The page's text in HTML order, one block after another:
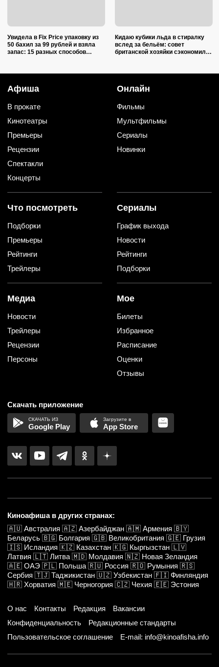
Увидела в Fix Price упаковку из
50 бахил за 99 рублей и взяла
запас: 15 разных способов
Кидаю кубики льда в стиралку
вслед за бельём: совет
британской хозяйки сэкономил
Афиша
В прокате
Кинотеатры
Премьеры
Рецензии
Спектакли
Концерты
Онлайн
Фильмы
Мультфильмы
Сериалы
Новинки
Что посмотреть
Подборки
Премьеры
Рейтинги
Трейлеры
Сериалы
График выхода
Новости
Рейтинги
Подборки
Медиа
Новости
Трейлеры
Рецензии
Персоны
Мое
Билеты
Избранное
Расписание
Оценки
Отзывы
Скачать приложение
Google Play App Store
Киноафиша в других странах:
🇦🇺 Австралия 🇦🇿 Азербайджан 🇦🇲 Армения 🇧🇾
Беларусь 🇧🇬 Болгария 🇬🇧 Великобритания 🇬🇪 Грузия
🇮🇸 Исландия 🇰🇿 Казахстан 🇰🇬 Кыргызстан 🇱🇻
Латвия 🇱🇹 Литва 🇲🇩 Молдавия 🇳🇿 Новая Зеландия
🇦🇪 ОАЭ 🇵🇱 Польша 🇷🇺 Россия 🇷🇴 Румыния 🇷🇸
Сербия 🇹🇯 Таджикистан 🇺🇿 Узбекистан 🇫🇮 Финляндия
🇭🇷 Хорватия 🇲🇪 Черногория 🇨🇿 Чехия 🇪🇪 Эстония
О нас Контакты Редакция
Вакансии
Конфиденциальность
Редакционные стандарты
Пользовательское соглашение
E-mail: info@kinoafisha.info